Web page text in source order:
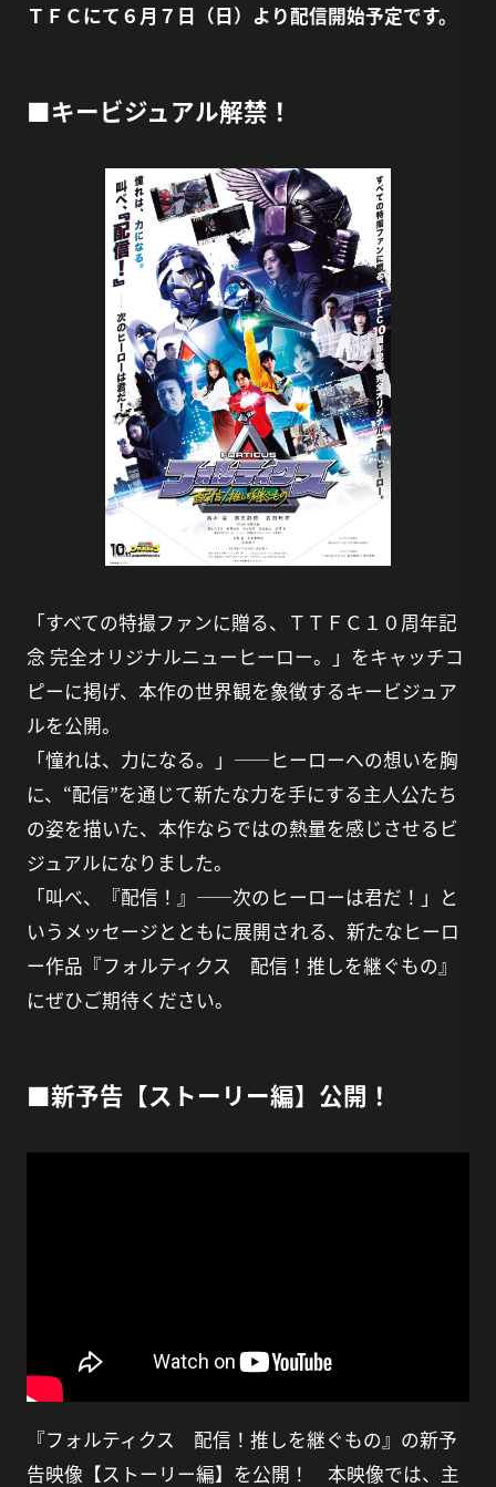
ＴＦＣにて６月７日（日）より配信開始予定です。
■キービジュアル解禁！
「すべての特撮ファンに贈る、ＴＴＦＣ１０周年記
念 完全オリジナルニューヒーロー。」をキャッチコ
ピーに掲げ、本作の世界観を象徴するキービジュア
ルを公開。
「憧れは、力になる。」――ヒーローへの想いを胸
に、“配信”を通じて新たな力を手にする主人公たち
の姿を描いた、本作ならではの熱量を感じさせるビ
ジュアルになりました。
「叫べ、『配信！』――次のヒーローは君だ！」と
いうメッセージとともに展開される、新たなヒーロ
ー作品『フォルティクス 配信！推しを継ぐもの』
にぜひご期待ください。
■新予告【ストーリー編】公開！
『フォルティクス 配信！推しを継ぐもの』の新予
告映像【ストーリー編】を公開！ 本映像では、主